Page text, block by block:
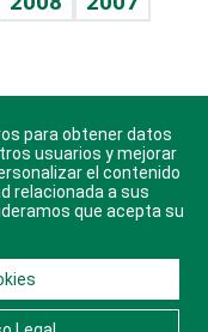
Android, iOS y
reservados.
Contacto
para obtener datos
usuarios y mejorar
el contenido
relacionada a sus
que acepta su